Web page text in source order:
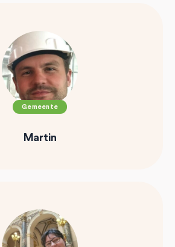
Gemeente
Martin